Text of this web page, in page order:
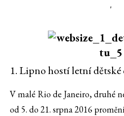
'
1. Lipno hostí letní
V malé Rio de Janeiro, druhé
od 5. do 21. srpna 2016